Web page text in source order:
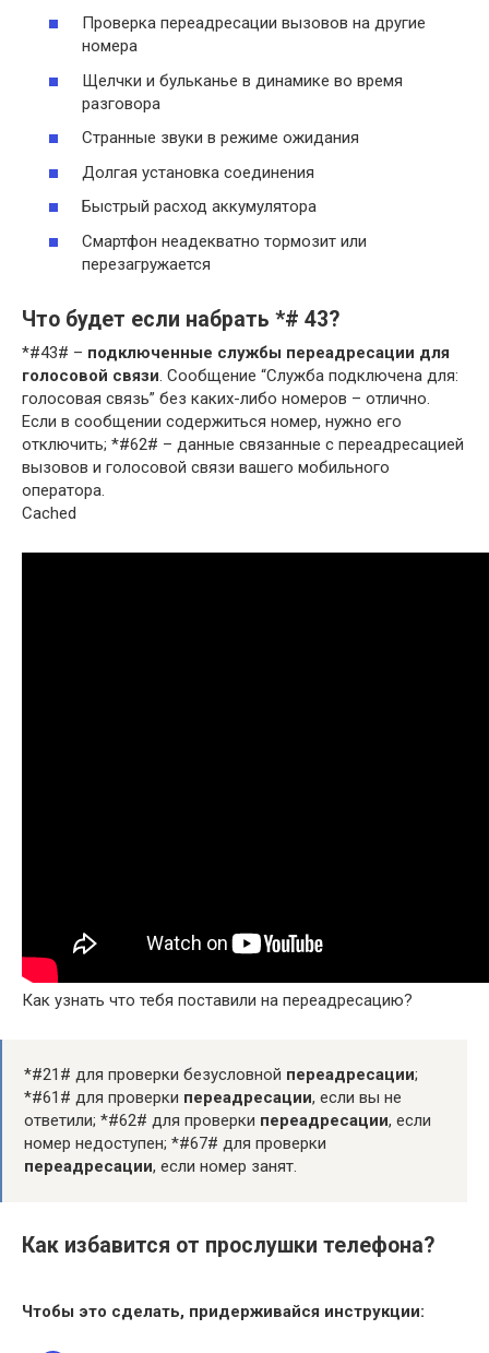
Проверка переадресации вызовов на другие
номера
Щелчки и бульканье в динамике во время
разговора
Странные звуки в режиме ожидания
Долгая установка соединения
Быстрый расход аккумулятора
Смартфон неадекватно тормозит или
перезагружается
Что будет если набрать *# 43?
*#43# – подключенные службы переадресации для
голосовой связи. Сообщение “Служба подключена для:
голосовая связь” без каких-либо номеров – отлично.
Если в сообщении содержиться номер, нужно его
отключить; *#62# – данные связанные с переадресацией
вызовов и голосовой связи вашего мобильного
оператора.
Cached
Как узнать что тебя поставили на переадресацию?
*#21# для проверки безусловной переадресации;
*#61# для проверки переадресации, если вы не
ответили; *#62# для проверки переадресации, если
номер недоступен; *#67# для проверки
переадресации, если номер занят.
Как избавится от прослушки телефона?
Чтобы это сделать, придерживайся инструкции: